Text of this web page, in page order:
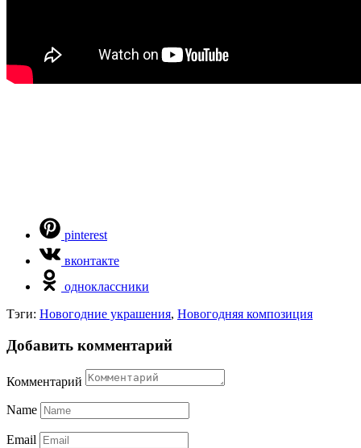
pinterest
вконтакте
одноклассники
Тэги: Новогодние украшения, Новогодняя композиция
Добавить комментарий
Комментарий
Name
Email